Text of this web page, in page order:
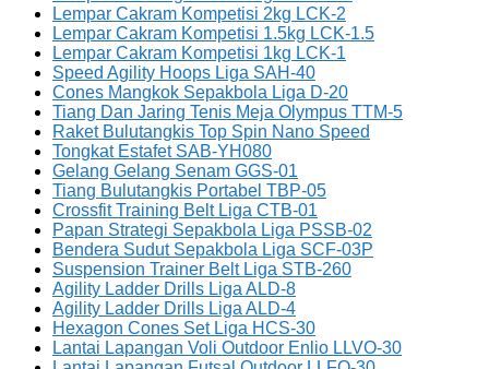
Lempar Cakram Kompetisi 2kg LCK-2
Lempar Cakram Kompetisi 1.5kg LCK-1.5
Lempar Cakram Kompetisi 1kg LCK-1
Speed Agility Hoops Liga SAH-40
Cones Mangkok Sepakbola Liga D-20
Tiang Dan Jaring Tenis Meja Olympus TTM-5
Raket Bulutangkis Top Spin Nano Speed
Tongkat Estafet SAB-YH080
Gelang Gelang Senam GGS-01
Tiang Bulutangkis Portabel TBP-05
Crossfit Training Belt Liga CTB-01
Papan Strategi Sepakbola Liga PSSB-02
Bendera Sudut Sepakbola Liga SCF-03P
Suspension Trainer Belt Liga STB-260
Agility Ladder Drills Liga ALD-8
Agility Ladder Drills Liga ALD-4
Hexagon Cones Set Liga HCS-30
Lantai Lapangan Voli Outdoor Enlio LLVO-30